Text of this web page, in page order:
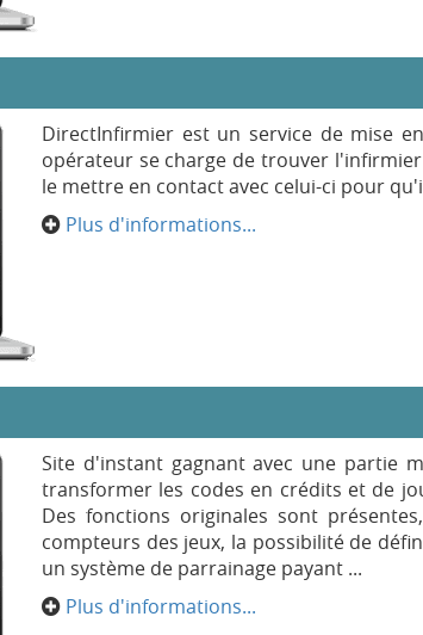
DirectInfirmier est un service de mise
opérateur se charge de trouver
le mettre en contact avec celui-ci pour
Plus d'informations...
Site d'instant gagnant avec une partie
transformer les codes en crédits et de
Des fonctions originales sont
compteurs des jeux, la possibilité de
un système de parrainage payant ...
Plus d'informations...